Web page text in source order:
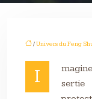
/Univers du Feng
I